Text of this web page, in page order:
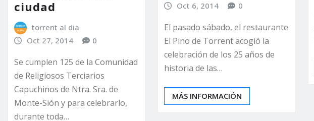
ciudad
torrent al dia
Oct 27, 2014
0
Se cumplen 125 de la Comunidad
de Religiosos Terciarios
Capuchinos de Ntra. Sra. de
Monte-Sión y para celebrarlo,
durante toda…
Oct 6, 2014
0
El pasado sábado, el restaurante
El Pino de Torrent acogió la
celebración de los 25 años de
historia de las…
MÁS INFORMACIÓN